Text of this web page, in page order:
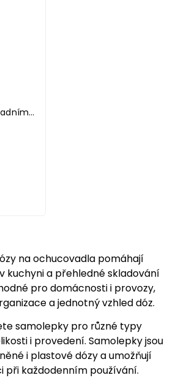
na ochucovadla pomáhají
kuchyni a přehledné skladování
pro domácnosti i provozy,
a jednotný vzhled dóz.
samolepky pro různé typy
i provedení. Samolepky jsou
i plastové dózy a umožňují
při každodenním používání.